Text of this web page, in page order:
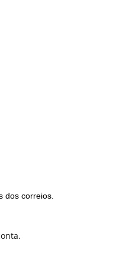
dos correios.